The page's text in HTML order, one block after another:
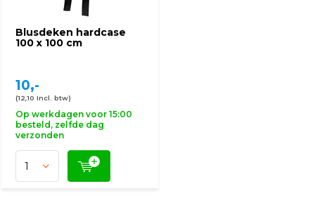
Blusdeken hardcase
100 x 100 cm
10,-
(12,10 Incl. btw)
Op werkdagen voor 15:00
besteld, zelfde dag
verzonden